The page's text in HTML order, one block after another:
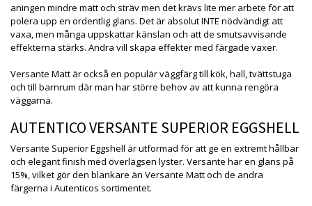
aningen mindre matt och sträv men det krävs lite mer arbete för att
polera upp en ordentlig glans. Det är absolut INTE nödvändigt att
vaxa, men många uppskattar känslan och att de smutsavvisande
effekterna stärks. Andra vill skapa effekter med färgade vaxer.
Versante Matt är också en populär väggfärg till kök, hall, tvättstuga
och till barnrum där man har större behov av att kunna rengöra
väggarna.
AUTENTICO VERSANTE SUPERIOR EGGSHELL
Versante Superior Eggshell är utformad för att ge en extremt hållbar
och elegant finish med överlägsen lyster. Versante har en glans på
15%, vilket gör den blankare än Versante Matt och de andra
färgerna i Autenticos sortimentet.